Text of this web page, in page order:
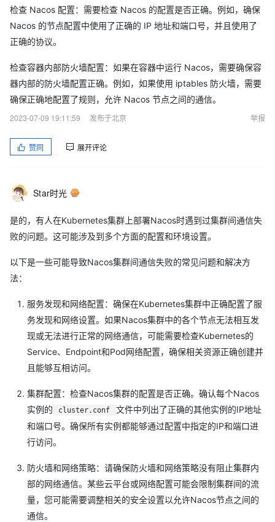
检查 Nacos 配置：需要检查 Nacos 的配置是否正确。例如，确保
Nacos 的节点配置中使用了正确的 IP 地址和端口号，并且使用了
正确的协议。
检查容器内部防火墙配置：如果在容器中运行 Nacos，需要确保容
器内部的防火墙配置正确。例如，如果使用 iptables 防火墙，需要
确保正确地配置了规则，允许 Nacos 节点之间的通信。
2023-07-09 19:11:59
发布于北京 举报
赞同 展开评论
Star时光
是的，有人在Kubernetes集群上部署Nacos时遇到过集群间通信失
败的问题。这可能涉及到多个方面的配置和环境设置。
以下是一些可能导致Nacos集群间通信失败的常见问题和解决方
法：
服务发现和网络配置：确保在Kubernetes集群中正确配置了服
务发现和网络设置。如果Nacos集群中的各个节点无法相互发
现或无法进行正常的网络通信，可能需要检查Kubernetes的
Service、Endpoint和Pod网络配置，确保相关资源正确创建并
且能够互相访问。
集群配置：检查Nacos集群的配置是否正确。确认每个Nacos
实例的
cluster.conf
文件中列出了正确的其他实例的IP地址
和端口号。确保所有实例都能够通过配置中指定的IP和端口进
行访问。
防火墙和网络策略：请确保防火墙和网络策略没有阻止集群内
部的网络通信。某些云平台或网络配置可能会限制集群间的流
量，您可能需要调整相关的安全设置以允许Nacos节点之间的
通信。